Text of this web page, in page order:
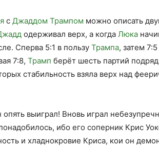
с Джаддом Трампом можно описать
одерживал верх, а когда Люка
Сперва 5:1 в пользу Трампа, затем
7:8, Трамп берёт шесть партий
стабильность взяла верх над
выиграл! Вновь играл
ибо его соперник Крис
и хладнокровие Криса, кои он